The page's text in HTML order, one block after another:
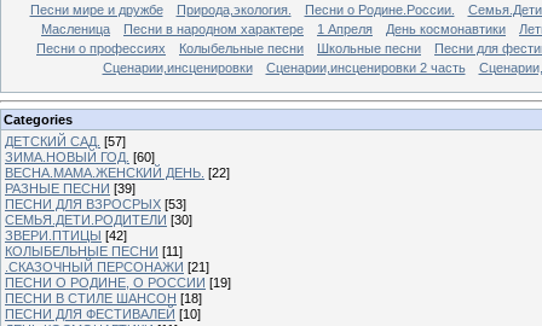
Песни мире и дружбе
Природа,экология. Песни о Родине.России.
Масленица
Песни в народном характере 1 Апреля День космонавтики
Песни о профессиях
Колыбельные песни Школьные песни
Песни для
Сценарии,инсценировки
Сценарии,инсценировки 2 часть
Categories
ДЕТСКИЙ САД. [57]
ЗИМА.НОВЫЙ ГОД. [60]
ВЕСНА.МАМА.ЖЕНСКИЙ ДЕНЬ. [22]
РАЗНЫЕ ПЕСНИ [39]
ПЕСНИ ДЛЯ ВЗРОСРЫХ [53]
СЕМЬЯ.ДЕТИ.РОДИТЕЛИ [30]
ЗВЕРИ.ПТИЦЫ [42]
КОЛЫБЕЛЬНЫЕ ПЕСНИ [11]
.СКАЗОЧНЫЙ ПЕРСОНАЖИ [21]
ПЕСНИ О РОДИНЕ, О РОССИИ [19]
ПЕСНИ В СТИЛЕ ШАНСОН [18]
ПЕСНИ ДЛЯ ФЕСТИВАЛЕЙ [10]